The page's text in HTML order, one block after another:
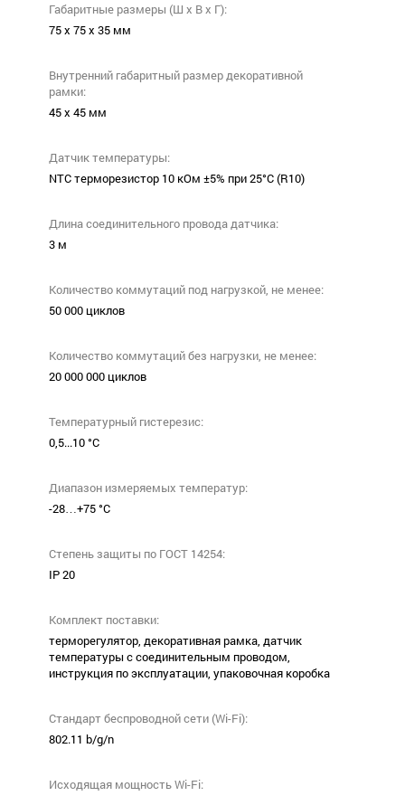
Габаритные размеры (Ш х В х Г):
75 х 75 х 35 мм
Внутренний габаритный размер декоративной
рамки:
45 х 45 мм
Датчик температуры:
NTC терморезистор 10 кОм ±5% при 25°С (R10)
Длина соединительного провода датчика:
3 м
Количество коммутаций под нагрузкой, не менее:
50 000 циклов
Количество коммутаций без нагрузки, не менее:
20 000 000 циклов
Температурный гистерезис:
0,5...10 °С
Диапазон измеряемых температур:
-28…+75 °С
Степень защиты по ГОСТ 14254:
ІР 20
Комплект поставки:
терморегулятор, декоративная рамка, датчик
температуры с соединительным проводом,
инструкция по эксплуатации, упаковочная коробка
Стандарт беспроводной сети (Wi-Fi):
802.11 b/g/n
Исходящая мощность Wi-Fi: